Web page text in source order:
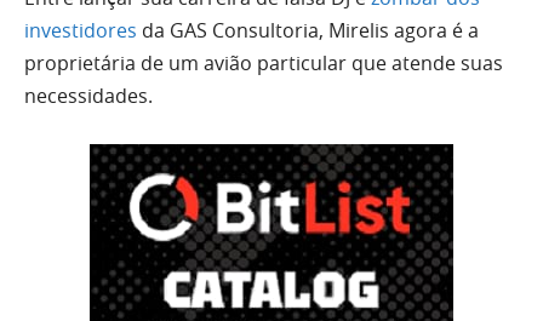
investidores da GAS Consultoria, Mirelis agora é a
proprietária de um avião particular que atende suas
necessidades.